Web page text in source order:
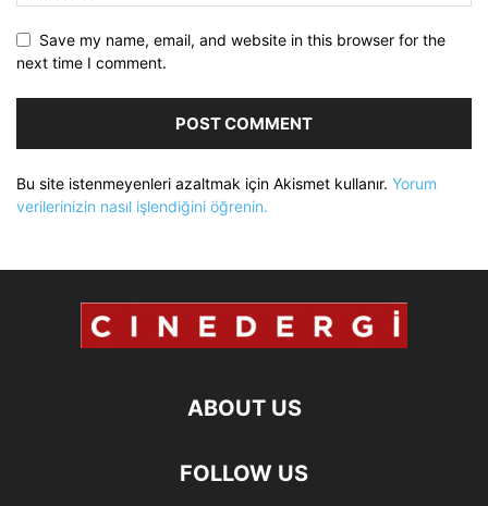
Save my name, email, and website in this browser for the
next time I comment.
Bu site istenmeyenleri azaltmak için Akismet kullanır. Yorum
verilerinizin nasıl işlendiğini öğrenin.
ABOUT US
FOLLOW US